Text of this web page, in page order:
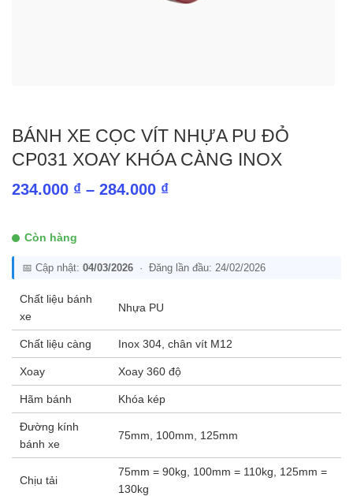
BÁNH XE CỌC VÍT NHỰA PU ĐỎ
CP031 XOAY KHÓA CÀNG INOX
234.000 ₫ – 284.000 ₫Khoảng
đến
Còn hàng
📅 Cập nhật: 04/03/2026 · Đăng lần đầu: 24/02/2026
Chất liệu bánh
xe
Nhựa PU
Chất liệu càng Inox 304, chân vít M12
Xoay Xoay 360 độ
Hãm bánh Khóa kép
Đường kính
bánh xe
75mm, 100mm, 125mm
Chịu tải
75mm = 90kg, 100mm = 110kg, 125mm =
130kg